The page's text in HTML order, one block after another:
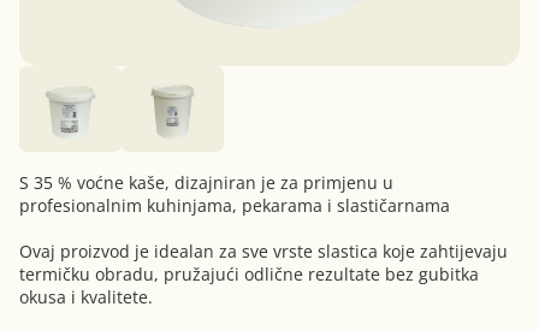
S 35 % voćne kaše, dizajniran je za primjenu u
profesionalnim kuhinjama, pekarama i slastičarnama
Ovaj proizvod je idealan za sve vrste slastica koje zahtijevaju
termičku obradu, pružajući odlične rezultate bez gubitka
okusa i kvalitete.